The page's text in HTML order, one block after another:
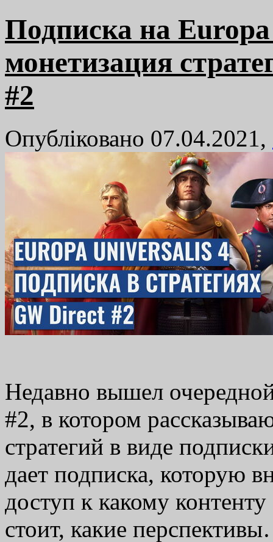
Подписка на
монетизация
#2
Опубліковано 07.04.2021,
Недавно вышел
#2, в котором
стратегий в виде
дает подписка, которую
доступ к какому
стоит, какие